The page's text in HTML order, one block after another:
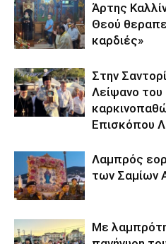
Άρτης
Θεού
καρδιές»
Στην
Λείψανο
Επισκόπου
Λαμπρός
των Σαμίων
Με